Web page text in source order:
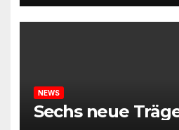
NEWS
Sechs neue